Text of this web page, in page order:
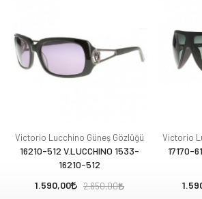
Victorio Lucchino Güneş Gözlüğü
16210-512 V.LUCCHINO 1533-
16210-512
1.590,00
2.650,00
Victorio
17170-